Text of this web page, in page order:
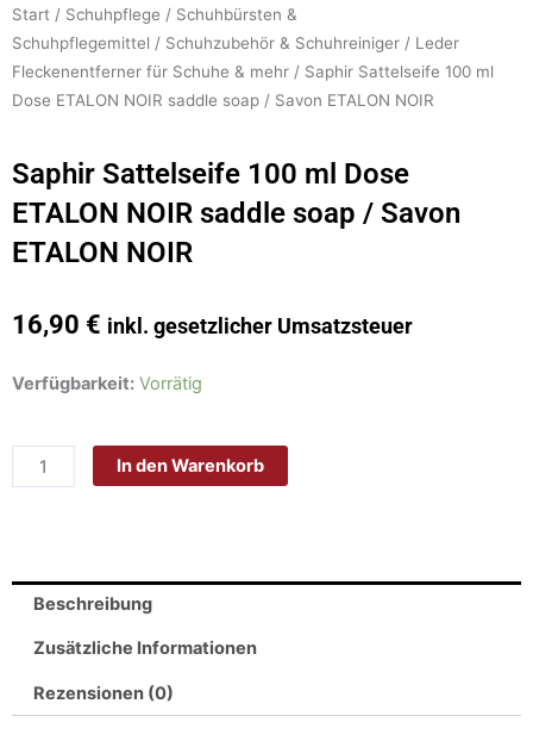
Start / Schuhpflege / Schuhbürsten &
Schuhpflegemittel / Schuhzubehör & Schuhreiniger / Leder
Fleckenentferner für Schuhe & mehr / Saphir Sattelseife 100 ml
Dose ETALON NOIR saddle soap / Savon ETALON NOIR
Saphir Sattelseife 100 ml Dose
ETALON NOIR saddle soap / Savon
ETALON NOIR
16,90 € inkl. gesetzlicher Umsatzsteuer
Verfügbarkeit: Vorrätig
Saphir
saddle
soap
ETALON
In den Warenkorb
Beschreibung
Zusätzliche Informationen
Rezensionen (0)